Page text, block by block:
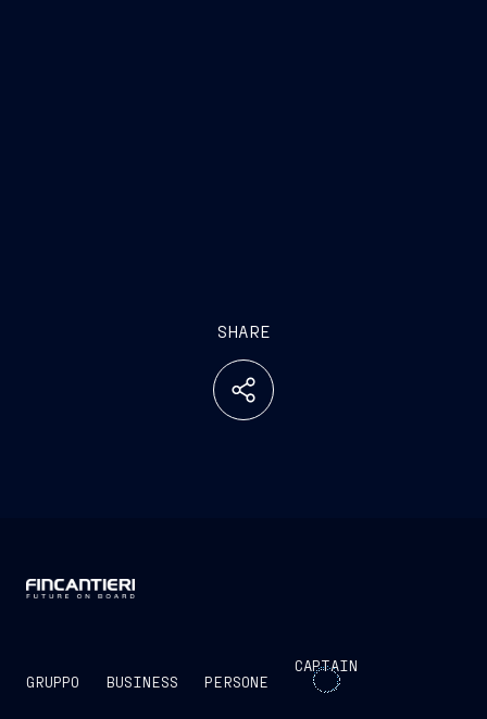
SHARE
GRUPPO BUSINESS PERSONE
CAPTAIN